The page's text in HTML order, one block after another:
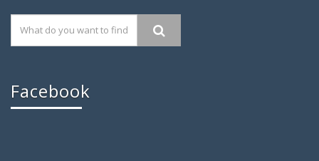
Facebook